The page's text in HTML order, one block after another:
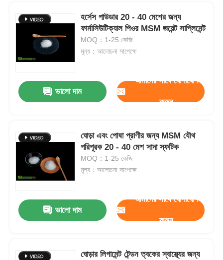
হর্সেস পাউডার 20 - 40 মেশের জন্য
ফার্মাসিউটিক্যাল পিওর MSM জয়েন্ট সাপ্লিমেন্ট
MOQ：1-25 কেজি
মূল্য：আলোচনা সাপেক্ষে
ভালো দাম
আমাদের সাথে যোগাযোগ
করুন
ঘোড়া এবং পোষা প্রাণীর জন্য MSM যৌথ
পরিপূরক 20 - 40 মেশ সাদা স্ফটিক
MOQ：1-25 কেজি
মূল্য：আলোচনা সাপেক্ষে
ভালো দাম
আমাদের সাথে যোগাযোগ
করুন
ঘোড়ার লিগামেন্ট টেন্ডন ত্বকের স্বাস্থ্যের জন্য